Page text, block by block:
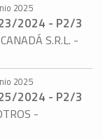
2025
2024 - P2/3
S.R.L. -
2025
2024 - P2/3
-